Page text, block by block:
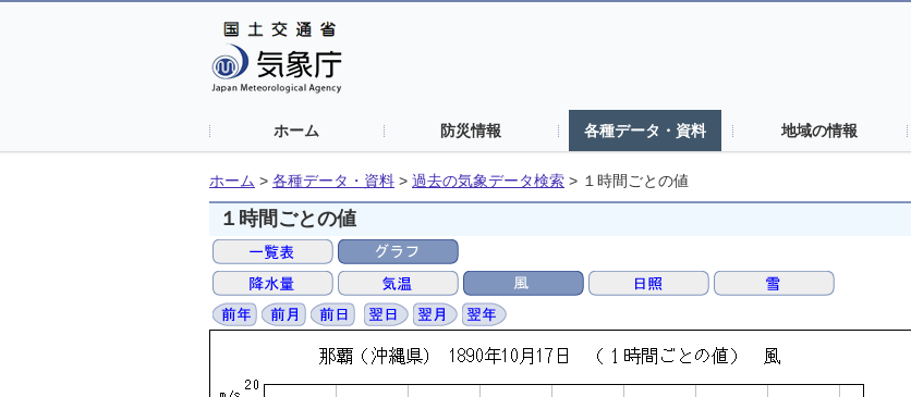
ホーム 防災情報 各種データ・資料 地域の情報
ホーム > 各種データ・資料 > 過去の気象データ検索 > １時間ごとの値
１時間ごとの値